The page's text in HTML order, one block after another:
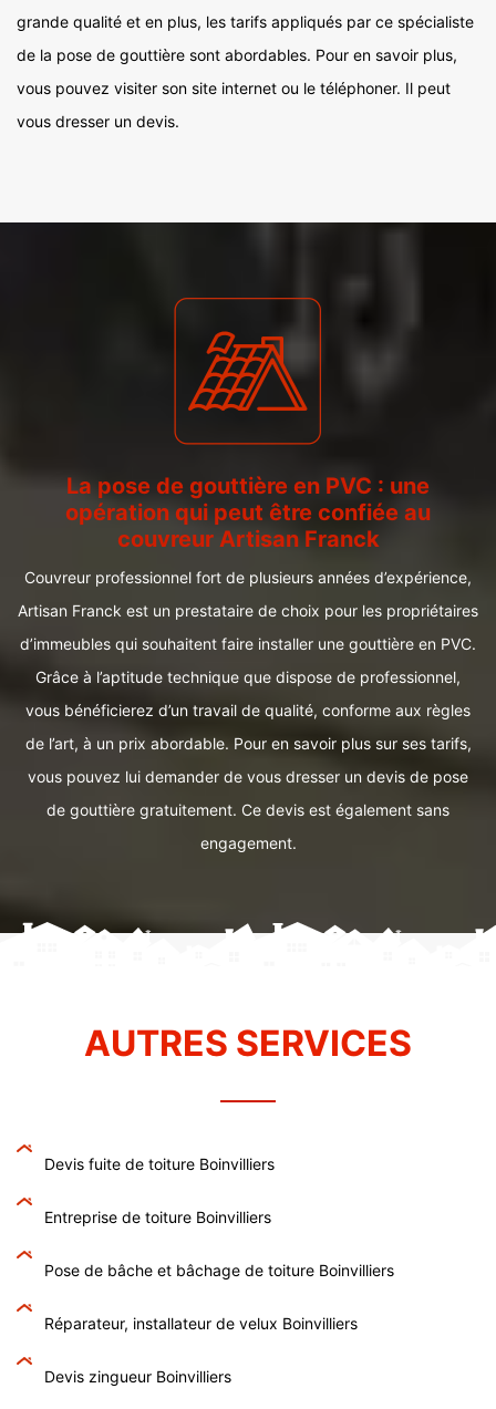
grande qualité et en plus, les tarifs appliqués par ce spécialiste
de la pose de gouttière sont abordables. Pour en savoir plus,
vous pouvez visiter son site internet ou le téléphoner. Il peut
vous dresser un devis.
La pose de gouttière en PVC : une
opération qui peut être confiée au
couvreur Artisan Franck
Couvreur professionnel fort de plusieurs années d’expérience,
Artisan Franck est un prestataire de choix pour les propriétaires
d’immeubles qui souhaitent faire installer une gouttière en PVC.
Grâce à l’aptitude technique que dispose de professionnel,
vous bénéficierez d’un travail de qualité, conforme aux règles
de l’art, à un prix abordable. Pour en savoir plus sur ses tarifs,
vous pouvez lui demander de vous dresser un devis de pose
de gouttière gratuitement. Ce devis est également sans
engagement.
AUTRES SERVICES
Devis fuite de toiture Boinvilliers
Entreprise de toiture Boinvilliers
Pose de bâche et bâchage de toiture Boinvilliers
Réparateur, installateur de velux Boinvilliers
Devis zingueur Boinvilliers